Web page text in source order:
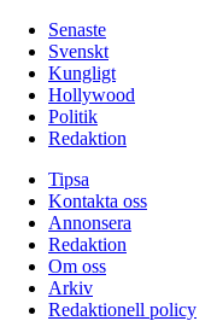
Senaste
Svenskt
Kungligt
Hollywood
Politik
Redaktion
Tipsa
Kontakta oss
Annonsera
Redaktion
Om oss
Arkiv
Redaktionell policy